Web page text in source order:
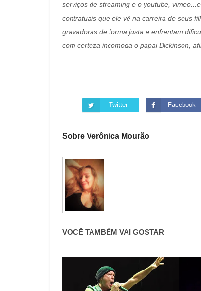
serviços de streaming e o youtube,
contratuais que ele vê na carreira de seus
gravadoras de forma justa e enfrentam
com certeza incomoda o papai Dickinson,
Twitter Facebook
Sobre Verônica Mourão
VOCÊ TAMBÉM VAI GOSTAR